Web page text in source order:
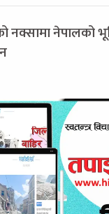
नक्सामा नेपालको